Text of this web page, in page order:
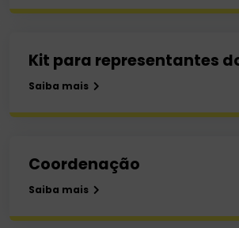
Kit para representantes
Saiba mais
Coordenação
Saiba mais